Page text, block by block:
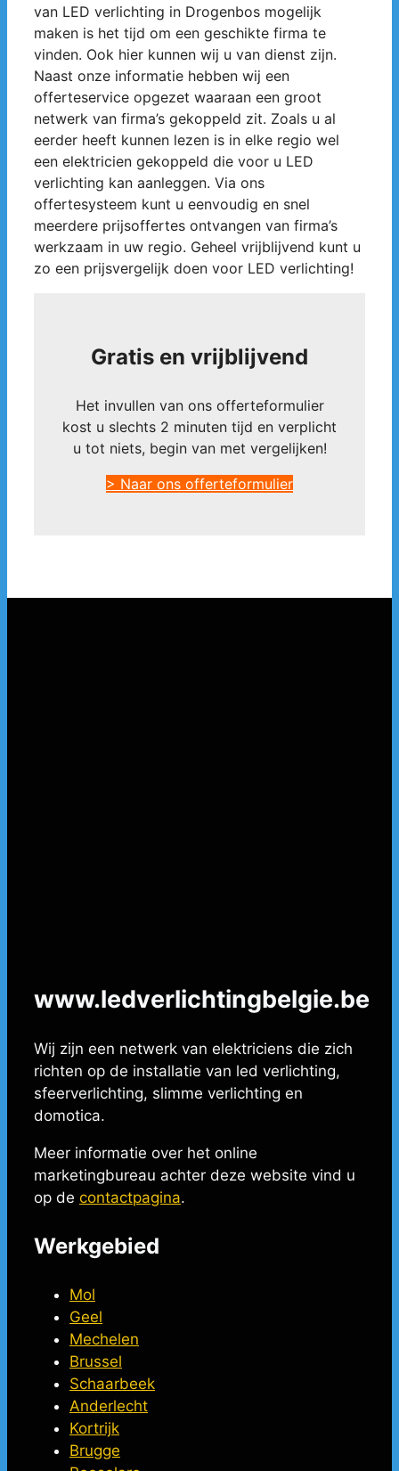
van LED verlichting in Drogenbos mogelijk
maken is het tijd om een geschikte firma te
vinden. Ook hier kunnen wij u van dienst zijn.
Naast onze informatie hebben wij een
offerteservice opgezet waaraan een groot
netwerk van firma’s gekoppeld zit. Zoals u al
eerder heeft kunnen lezen is in elke regio wel
een elektricien gekoppeld die voor u LED
verlichting kan aanleggen. Via ons
offertesysteem kunt u eenvoudig en snel
meerdere prijsoffertes ontvangen van firma’s
werkzaam in uw regio. Geheel vrijblijvend kunt u
zo een prijsvergelijk doen voor LED verlichting!
Gratis en vrijblijvend
Het invullen van ons offerteformulier
kost u slechts 2 minuten tijd en verplicht
u tot niets, begin van met vergelijken!
> Naar ons offerteformulier
www.ledverlichtingbelgie.be
Wij zijn een netwerk van elektriciens die zich
richten op de installatie van led verlichting,
sfeerverlichting, slimme verlichting en
domotica.
Meer informatie over het online
marketingbureau achter deze website vind u
op de contactpagina.
Werkgebied
Mol
Geel
Mechelen
Brussel
Schaarbeek
Anderlecht
Kortrijk
Brugge